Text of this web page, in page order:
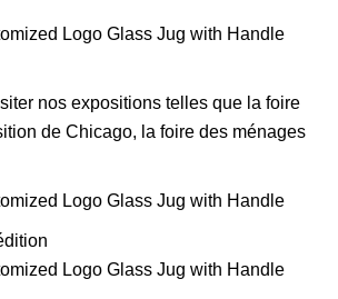
nos expositions telles que la foire
de Chicago, la foire des ménages